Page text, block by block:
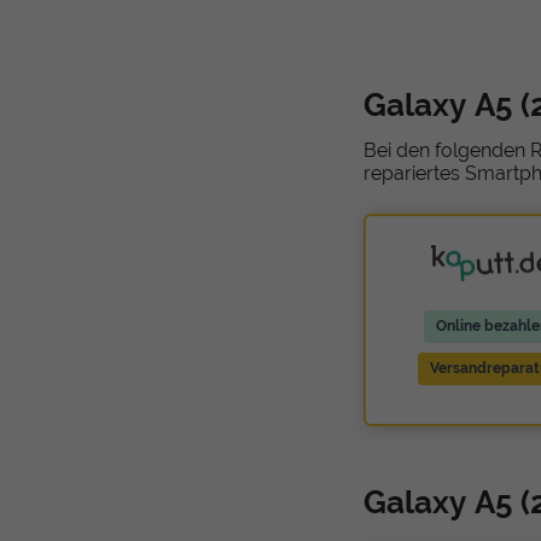
Galaxy A5
Bei den folgenden
repariertes
Online
Galaxy A5